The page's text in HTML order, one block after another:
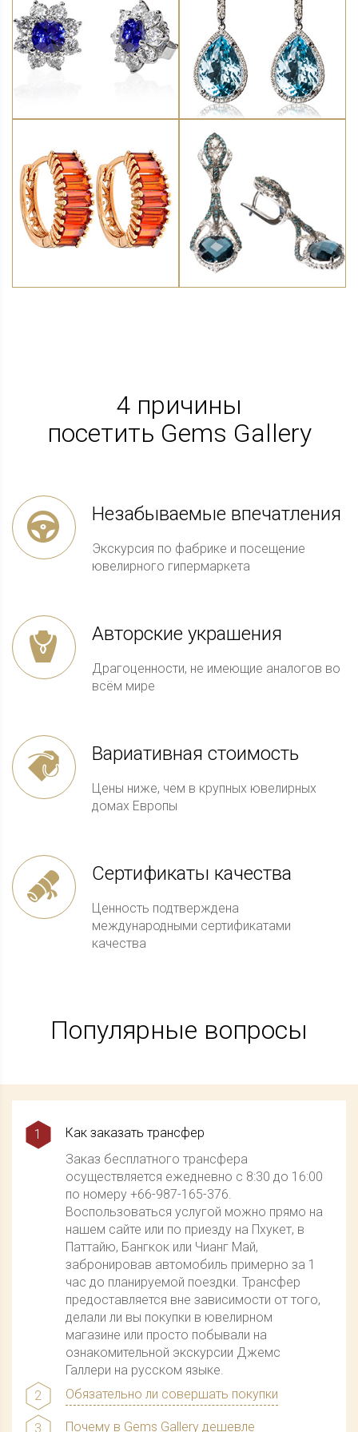
4 причины
посетить Gems Gallery
Незабываемые впечатления
Экскурсия по фабрике и посещение
ювелирного гипермаркета
Авторские украшения
Драгоценности, не имеющие аналогов во
всём мире
Вариативная стоимость
Цены ниже, чем в крупных ювелирных
домах Европы
Сертификаты качества
Ценность подтверждена
международными сертификатами
качества
Популярные вопросы
1
Как заказать трансфер
Заказ бесплатного трансфера
осуществляется ежедневно с 8:30 до 16:00
по номеру +66-987-165-376.
Воспользоваться услугой можно прямо на
нашем сайте или по приезду на Пхукет, в
Паттайю, Бангкок или Чианг Май,
забронировав автомобиль примерно за 1
час до планируемой поездки. Трансфер
предоставляется вне зависимости от того,
делали ли вы покупки в ювелирном
магазине или просто побывали на
ознакомительной экскурсии Джемс
Галлери на русском языке.
2
Обязательно ли совершать покупки
Во время прогулки по выставочному залу
3
Почему в Gems Gallery дешевле